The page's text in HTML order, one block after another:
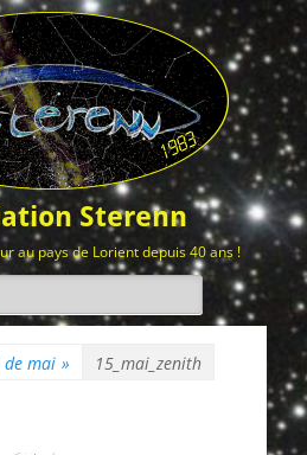
Sterenn
au pays de Lorient depuis 40 ans !
de mai » 15_mai_zenith